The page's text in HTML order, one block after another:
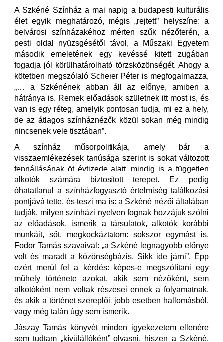
A Szkéné Színház a mai napig a budapesti kulturális
élet egyik meghatározó, mégis „rejtett” helyszíne: a
belvárosi színházakéhoz mérten szűk nézőterén, a
pesti oldal nyüzsgésétől távol, a Műszaki Egyetem
második emeletének egy kevéssé kitett zugában
fogadja jól körülhatárolható törzsközönségét. Ahogy a
kötetben megszólaló Scherer Péter is megfogalmazza,
„… a Szkénének abban áll az előnye, amiben a
hátránya is. Remek előadások születnek itt most is, és
van is egy réteg, amelyik pontosan tudja, mi ez a hely,
de az átlagos színháznézők közül sokan még mindig
nincsenek vele tisztában”.
A színház műsorpolitikája, amely bár a
visszaemlékezések tanúsága szerint is sokat változott
fennállásának öt évtizede alatt, mindig is a független
alkotók számára biztosított terepet. Ez pedig
óhatatlanul a színházfogyasztó értelmiség találkozási
pontjává tette, és teszi ma is: a Szkéné nézői általában
tudják, milyen színházi nyelven fognak hozzájuk szólni
az előadások, ismerik a társulatok, alkotók korábbi
munkáit, sőt, megkockáztatom: sokszor egymást is.
Fodor Tamás szavaival: „a Szkéné legnagyobb előnye
volt és maradt a közönségbázis. Sikk ide járni”. Épp
ezért merül fel a kérdés: képes-e megszólítani egy
műhely története azokat, akik sem nézőként, sem
alkotóként nem voltak részesei ennek a folyamatnak,
és akik a történet szereplőit jobb esetben hallomásból,
vagy még talán úgy sem ismerik.
Jászay Tamás könyvét minden igyekezetem ellenére
sem tudtam „kívülállóként” olvasni, hiszen a Szkéné,